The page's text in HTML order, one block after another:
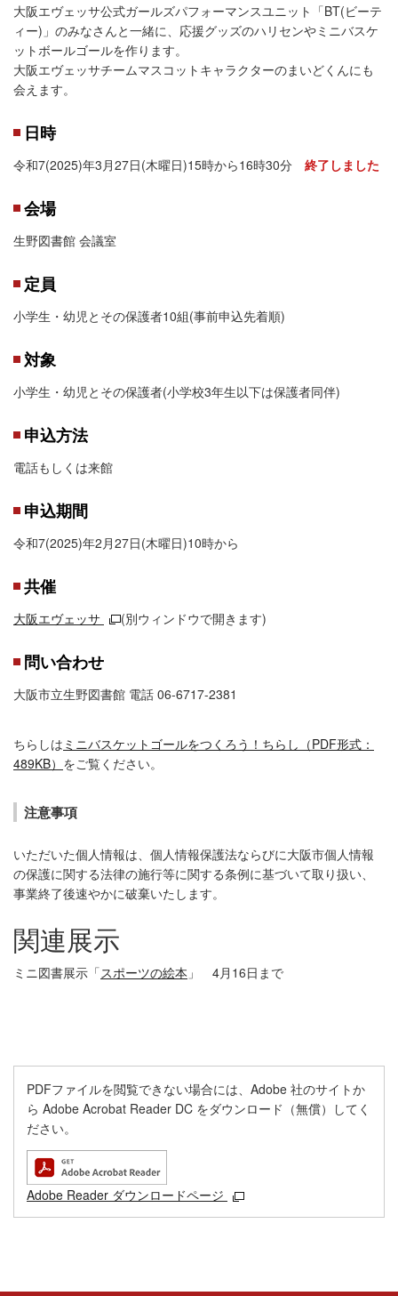
大阪エヴェッサ公式ガールズパフォーマンスユニット「BT(ビーテ
ィー)」のみなさんと一緒に、応援グッズのハリセンやミニバスケ
ットボールゴールを作ります。
大阪エヴェッサチームマスコットキャラクターのまいどくんにも
会えます。
日時
令和7(2025)年3月27日(木曜日)15時から16時30分 終了しました
会場
生野図書館 会議室
定員
小学生・幼児とその保護者10組(事前申込先着順)
対象
小学生・幼児とその保護者(小学校3年生以下は保護者同伴)
申込方法
電話もしくは来館
申込期間
令和7(2025)年2月27日(木曜日)10時から
共催
大阪エヴェッサ (別ウィンドウで開きます)
問い合わせ
大阪市立生野図書館 電話 06-6717-2381
ちらしは ミニバスケットゴールをつくろう！ちらし（PDF形式：
489KB） をご覧ください。
注意事項
いただいた個人情報は、個人情報保護法ならびに大阪市個人情報
の保護に関する法律の施行等に関する条例に基づいて取り扱い、
事業終了後速やかに破棄いたします。
関連展示
ミニ図書展示「スポーツの絵本 」 4月16日まで
PDFファイルを閲覧できない場合には、Adobe 社のサイトか
ら Adobe Acrobat Reader DC をダウンロード（無償）してく
ださい。
Adobe Reader ダウンロードページ